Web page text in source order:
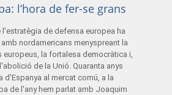
l’hora de fer-se grans
de defensa europea ha
nordamericans menyspreant la
la fortalesa democràtica i,
de la Unió. Quaranta anys
d'Espanya al mercat comú, a la
de l'any hem parlat amb Joaquim